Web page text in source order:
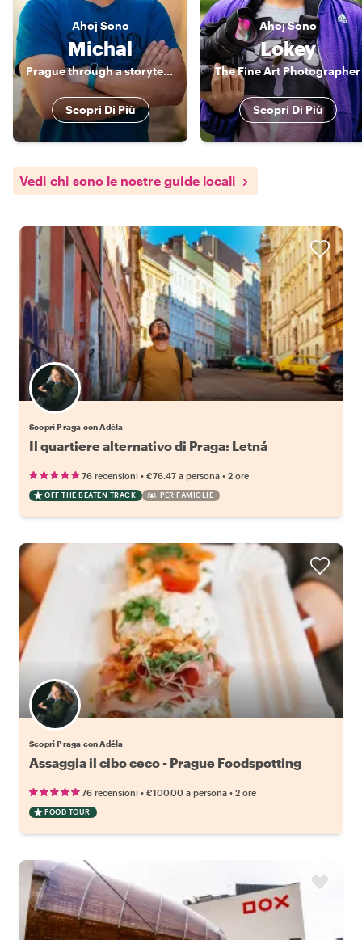
Ahoj Sono
Michal
Prague through a storyteller’s lens: Hidden gems & local life
Scopri Di Più
AhojSono
Lokey
The Fine Art Photographer
Scopri Di Più
Vedi chi sono le nostre guide locali
Scopri Praga con Adéla
Il quartiere alternativo di Praga: Letná
76 recensioni • €76.47 a persona • 2 ore
OFF THE BEATEN TRACK PER FAMIGLIE
Scopri Praga con Adéla
Assaggia il cibo ceco - Prague Foodspotting
76 recensioni • €100.00 a persona • 2 ore
FOOD TOUR